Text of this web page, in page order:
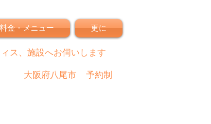
料金・メニュー 更に
ス、施設へお伺いします
大阪府八尾市 予約制